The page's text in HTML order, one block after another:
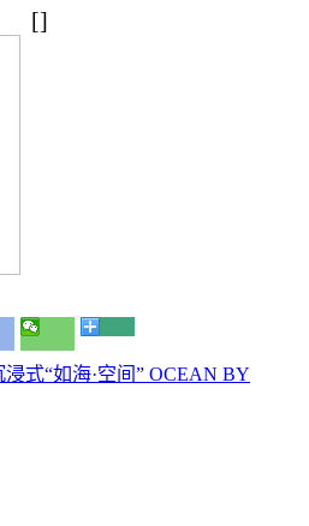
[]
式“如海·空间” OCEAN BY